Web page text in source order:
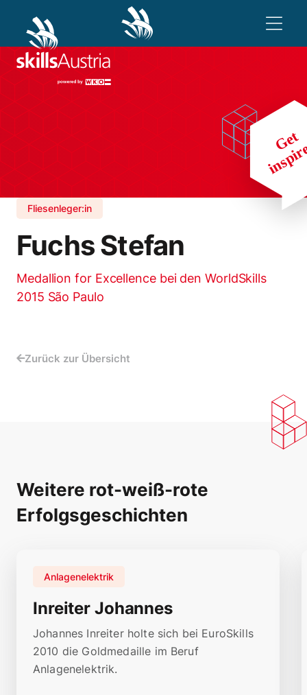
Fliesenleger:in
Fuchs Stefan
Medallion for Excellence bei den WorldSkills
2015 São Paulo
Zurück zur Übersicht
Weitere rot-weiß-rote
Erfolgsgeschichten
Inreiter Johannes
Anlagenelektrik
Johannes Inreiter holte sich bei EuroSkills
2010 die Goldmedaille im Beruf
Anlagenelektrik.